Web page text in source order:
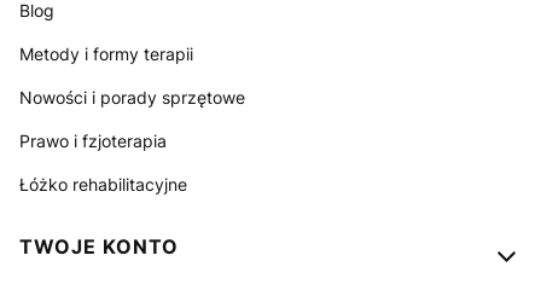
Blog
Metody i formy terapii
Nowości i porady sprzętowe
Prawo i fzjoterapia
Łóżko rehabilitacyjne
TWOJE KONTO